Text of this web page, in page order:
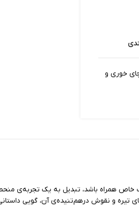
خوری و
خاص همراه باشد، تبدیل به یک تجربه‌ی
تیره و نقوش درهم‌تنیده‌ی آن، گویی